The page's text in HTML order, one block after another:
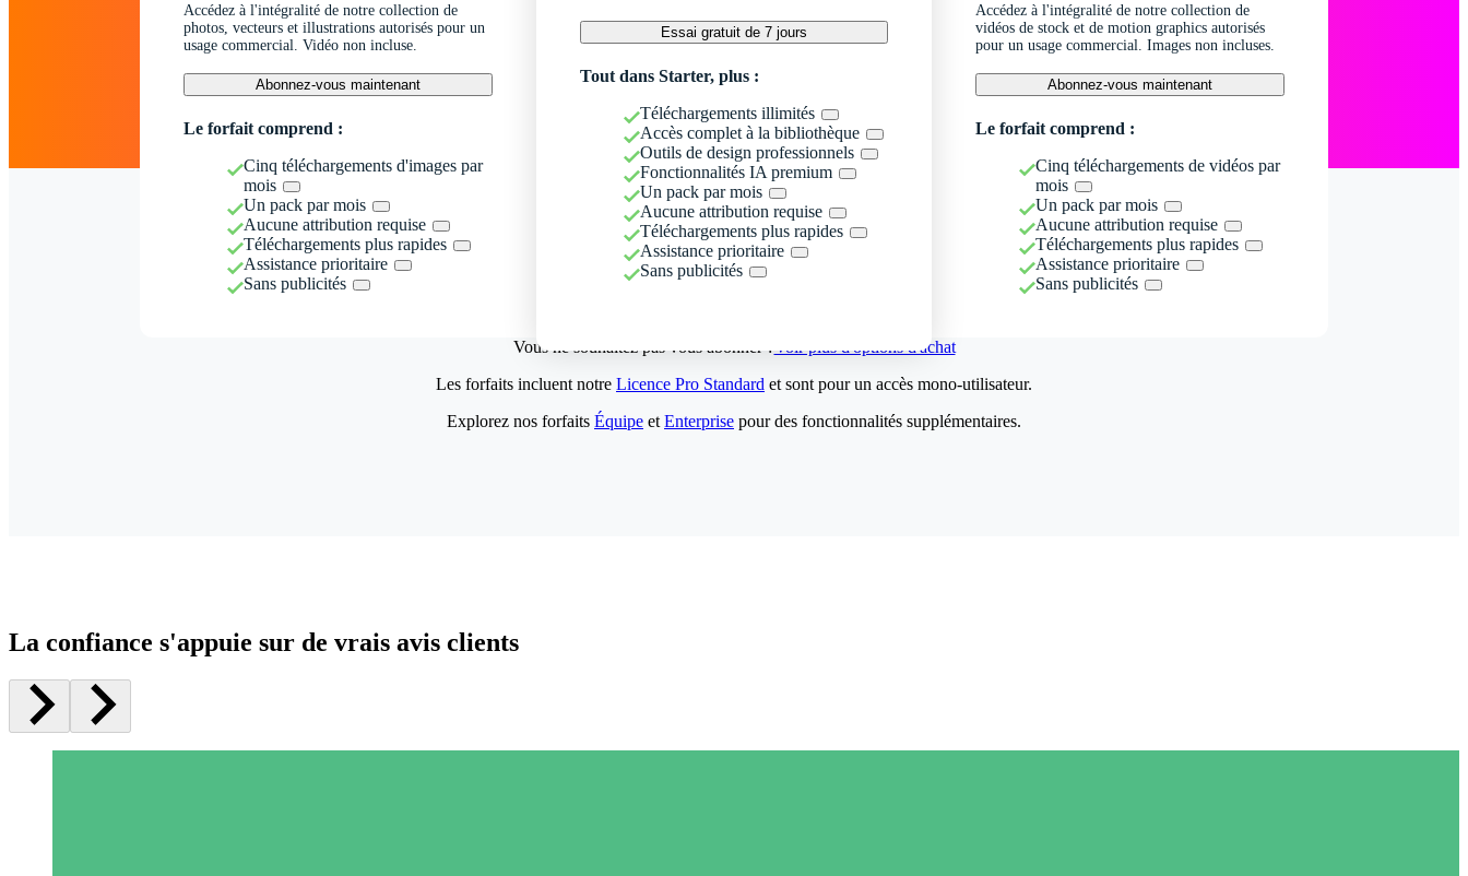
Accédez à l'intégralité de notre collection de
photos, vecteurs et illustrations autorisés pour un
usage commercial. Vidéo non incluse.
Abonnez-vous maintenant
Le forfait comprend :
Cinq téléchargements d'images par
mois
Un pack par mois
Aucune attribution requise
Téléchargements plus rapides
Assistance prioritaire
Sans publicités
Essai gratuit de 7 jours
Tout dans Starter, plus :
Téléchargements illimités
Accès complet à la bibliothèque
Outils de design professionnels
Fonctionnalités IA premium
Un pack par mois
Aucune attribution requise
Téléchargements plus rapides
Assistance prioritaire
Sans publicités
Accédez à l'intégralité de notre collection de
vidéos de stock et de motion graphics autorisés
pour un usage commercial. Images non incluses.
Abonnez-vous maintenant
Le forfait comprend :
Cinq téléchargements de vidéos par
mois
Un pack par mois
Aucune attribution requise
Téléchargements plus rapides
Assistance prioritaire
Sans publicités
Vous ne souhaitez pas vous abonner ?Voir plus d'options d'achat
Les forfaits incluent notre Licence Pro Standard et sont pour un accès mono-utilisateur.
Explorez nos forfaits Équipe et Enterprise pour des fonctionnalités supplémentaires.
La confiance s'appuie sur de vrais avis clients